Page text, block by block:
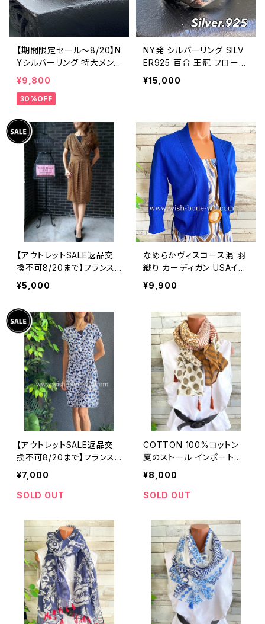
【期間限定セール～8/20】N
Yシルバーリング 特大メン
ズリング SILVER925 フェザ
ーリング ナバホ族 インディ
アンジュエリー 太め 指輪
¥9,800
30%OFF
NY発 シルバーリング SILV
ER925 百合 王冠 フローラ
ルリング ブラックストーン
指輪
¥15,000
【アウトレットSALE返品交
換不可8/20まで】フランス
製インポートワンピース｜L
ONNKEL PARIS クラシカ
ツ ワンピース/ブラウン系
¥5,000
なめらかヴィスコース混 羽
織り カーディガン USAイン
ポート/ブルー
¥9,900
【アウトレットSALE返品交
換不可8/20まで】フランス
製インポートワンピース｜カ
シュクールワンピース/立体
ワッフル・ホワイト＆ブルーフ
¥7,000
SOLD OUT
COTTON 100%コットン
夏のストール インポート大
判・ロングストール・通気
性・肌触り良いスカーフ/ブ
ラウン系ドット＆ボーダー
¥8,000
SOLD OUT